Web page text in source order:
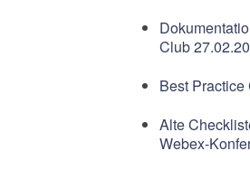
Club
Best Practice
Alte
Webex-